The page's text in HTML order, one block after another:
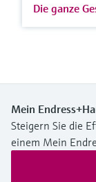
Die ganze
Mein
Steigern Sie die
einem Mein